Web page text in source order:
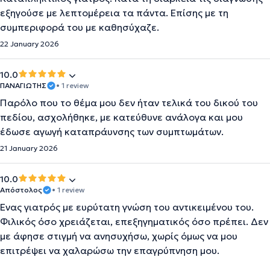
εξηγούσε με λεπτομέρεια τα πάντα. Επίσης με τη
συμπεριφορά του με καθησύχαζε.
22 January 2026
10.0
ΠΑΝΑΓΙΩΤΗΣ • 1 review
Παρόλο που το θέμα μου δεν ήταν τελικά του δικού του
πεδίου, ασχολήθηκε, με κατεύθυνε ανάλογα και μου
έδωσε αγωγή καταπράυνσης των συμπτωμάτων.
21 January 2026
10.0
Απόστολος • 1 review
Ένας γιατρός με ευρύτατη γνώση του αντικειμένου του.
Φιλικός όσο χρειάζεται, επεξηγηματικός όσο πρέπει. Δεν
με άφησε στιγμή να ανησυχήσω, χωρίς όμως να μου
επιτρέψει να χαλαρώσω την επαγρύπνηση μου.